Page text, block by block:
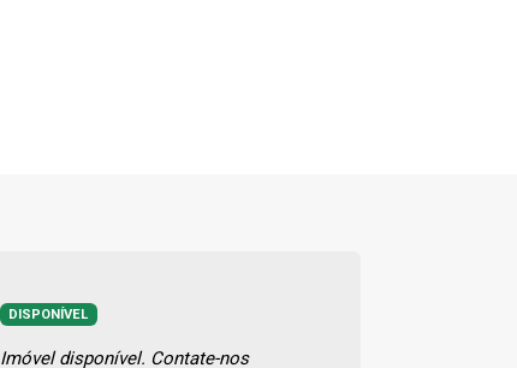
DISPONÍVEL
Imóvel disponível. Contate-nos